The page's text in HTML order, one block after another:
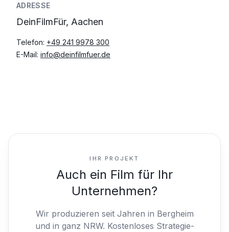
ADRESSE
DeinFilmFür, Aachen
Telefon: +49 241 9978 300
E-Mail: info@deinfilmfuer.de
IHR PROJEKT
Auch ein Film für Ihr
Unternehmen?
Wir produzieren seit Jahren in Bergheim
und in ganz NRW. Kostenloses Strategie-